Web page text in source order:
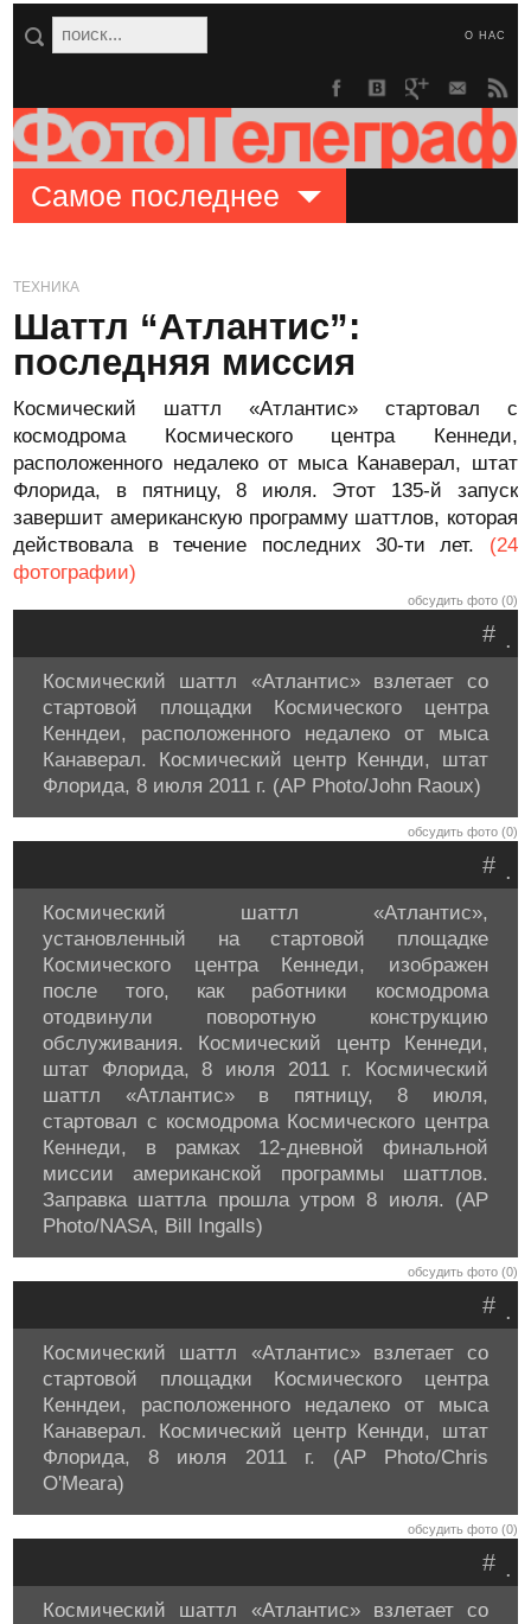
О НАС
Самое последнее
ТЕХНИКА
Шаттл “Атлантис”:
последняя миссия
Космический шаттл «Атлантис» стартовал с
космодрома Космического центра Кеннеди,
расположенного недалеко от мыса Канаверал, штат
Флорида, в пятницу, 8 июля. Этот 135-й запуск
завершит американскую программу шаттлов, которая
действовала в течение последних 30-ти лет. (24
фотографии)
обсудить фото (0)
.
#
Космический шаттл «Атлантис» взлетает со
стартовой площадки Космического центра
Кенндеи, расположенного недалеко от мыса
Канаверал. Космический центр Кеннди, штат
Флорида, 8 июля 2011 г. (AP Photo/John Raoux)
обсудить фото (0)
.
#
Космический шаттл «Атлантис»,
установленный на стартовой площадке
Космического центра Кеннеди, изображен
после того, как работники космодрома
отодвинули поворотную конструкцию
обслуживания. Космический центр Кеннеди,
штат Флорида, 8 июля 2011 г. Космический
шаттл «Атлантис» в пятницу, 8 июля,
стартовал с космодрома Космического центра
Кеннеди, в рамках 12-дневной финальной
миссии американской программы шаттлов.
Заправка шаттла прошла утром 8 июля. (AP
Photo/NASA, Bill Ingalls)
обсудить фото (0)
.
#
Космический шаттл «Атлантис» взлетает со
стартовой площадки Космического центра
Кенндеи, расположенного недалеко от мыса
Канаверал. Космический центр Кеннди, штат
Флорида, 8 июля 2011 г. (AP Photo/Chris
O'Meara)
обсудить фото (0)
.
#
Космический шаттл «Атлантис» взлетает со